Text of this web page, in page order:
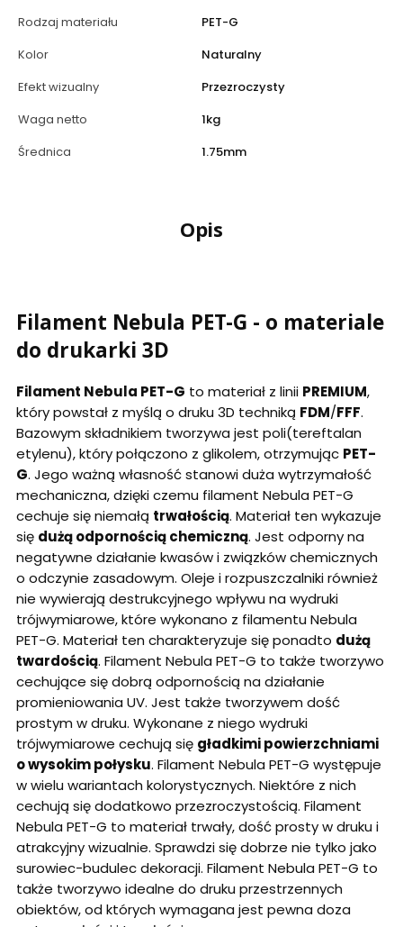
Rodzaj materiału
PET-G
Kolor
Naturalny
Efekt wizualny
Przezroczysty
Waga netto
1kg
Średnica
1.75mm
Opis
Filament Nebula PET-G - o materiale
do drukarki 3D
Filament Nebula PET-G to materiał z linii PREMIUM,
który powstał z myślą o druku 3D techniką FDM/FFF.
Bazowym składnikiem tworzywa jest poli(tereftalan
etylenu), który połączono z glikolem, otrzymując PET-
G. Jego ważną własność stanowi duża wytrzymałość
mechaniczna, dzięki czemu filament Nebula PET-G
cechuje się niemałą trwałością. Materiał ten wykazuje
się dużą odpornością chemiczną. Jest odporny na
negatywne działanie kwasów i związków chemicznych
o odczynie zasadowym. Oleje i rozpuszczalniki również
nie wywierają destrukcyjnego wpływu na wydruki
trójwymiarowe, które wykonano z filamentu Nebula
PET-G. Materiał ten charakteryzuje się ponadto dużą
twardością. Filament Nebula PET-G to także tworzywo
cechujące się dobrą odpornością na działanie
promieniowania UV. Jest także tworzywem dość
prostym w druku. Wykonane z niego wydruki
trójwymiarowe cechują się gładkimi powierzchniami
o wysokim połysku. Filament Nebula PET-G występuje
w wielu wariantach kolorystycznych. Niektóre z nich
cechują się dodatkowo przezroczystością. Filament
Nebula PET-G to materiał trwały, dość prosty w druku i
atrakcyjny wizualnie. Sprawdzi się dobrze nie tylko jako
surowiec-budulec dekoracji. Filament Nebula PET-G to
także tworzywo idealne do druku przestrzennych
obiektów, od których wymagana jest pewna doza